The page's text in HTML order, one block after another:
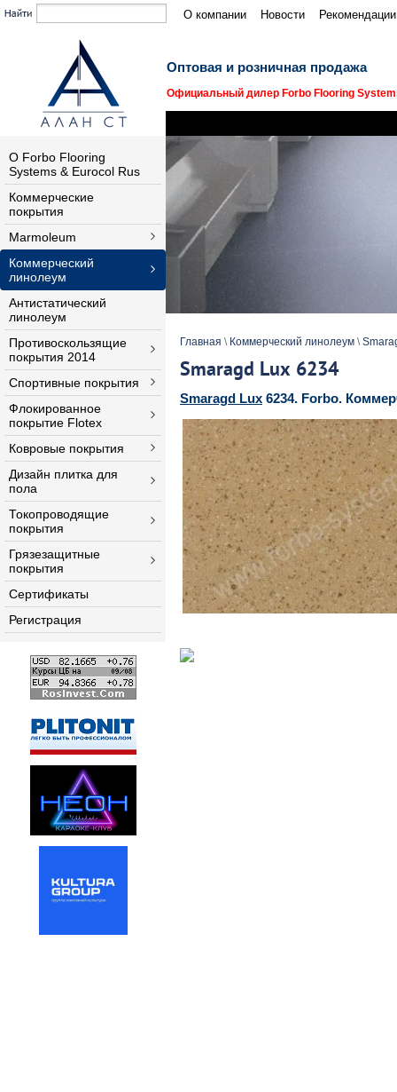
Оптовая и розничная продажа
Официальный дилер Forbo Flooring
О компании Новости
Главная \ Коммерческий линолеум \
Smaragd Lux 6234
Smaragd Lux 6234. Forbo.
О Forbo Flooring
Systems & Eurocol Rus
Коммерческие
покрытия
Marmoleum
Коммерческий
линолеум
Антистатический
линолеум
Противоскользящие
покрытия 2014
Спортивные покрытия
Флокированное
покрытие Flotex
Ковровые покрытия
Дизайн плитка для
пола
Токопроводящие
покрытия
Грязезащитные
покрытия
Сертификаты
Регистрация